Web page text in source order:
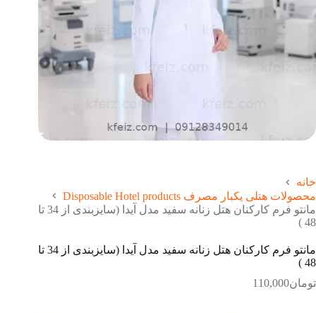
خانه
محصولات هتلی یکبار مصرف Disposable Hotel products
مانتو فرم کارکنان هتل زنانه سفید مدل آیدا (سایزبندی از 34 تا
48 )
مانتو فرم کارکنان هتل زنانه سفید مدل آیدا (سایزبندی از 34 تا
48 )
تومان110,000